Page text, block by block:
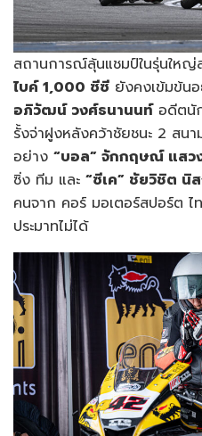
สถานการณ์ลุ้นแชมป์ในรุ่นใหญ่
ไบค์ 1,000 ซีซี ยังคงเข้มข้น
อภิวัฒน์ วงศ์ธนานนท์อดีตนัก
รั้งจ่าฝูงหลังคว้าชัยชนะ 2 ส
อย่าง “บอล” จักกฤษณ์ แสว
ซิ่ง ทีม และ “ซีเค” ชัยวิชิต นิ
คนจาก คอร์ มอเตอร์สปอร์ต
ประมาทไม่ได้